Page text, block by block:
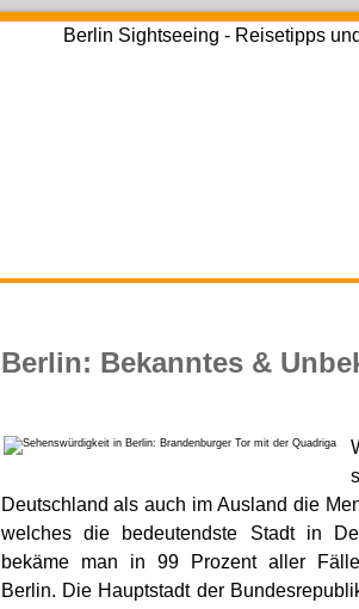
Berlin: Bekanntes &
Deutschland als auch im Ausland die
welches die bedeutendste Stadt in
bekäme man in 99 Prozent aller
Berlin. Die Hauptstadt der